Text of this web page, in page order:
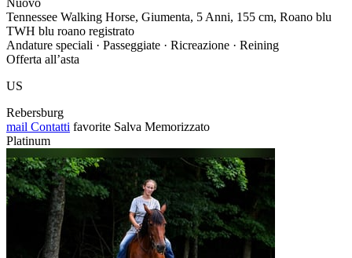
Tennessee Walking Horse, Giumenta, 5 Anni, 155 cm, Roano blu
TWH blu roano registrato
Andature speciali · Passeggiate · Ricreazione · Reining
Offerta all’asta
US
Rebersburg
mail Contatti favorite Salva Memorizzato
Platinum